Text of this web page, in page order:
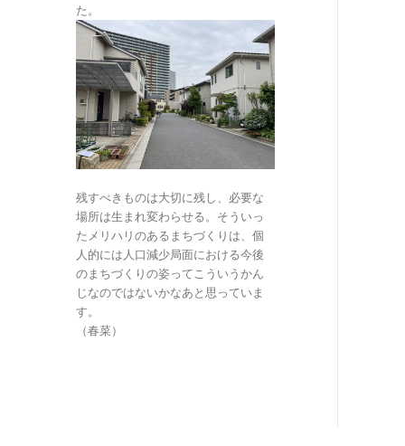
た。
残すべきものは大切に残し、必要な
場所は生まれ変わらせる。そういっ
たメリハリのあるまちづくりは、個
人的には人口減少局面における今後
のまちづくりの姿ってこういうかん
じなのではないかなあと思っていま
す。
（春菜）